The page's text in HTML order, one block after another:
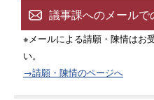
議事課へのメール
※メールによる請願・陳情はお
い。
→請願・陳情のページへ